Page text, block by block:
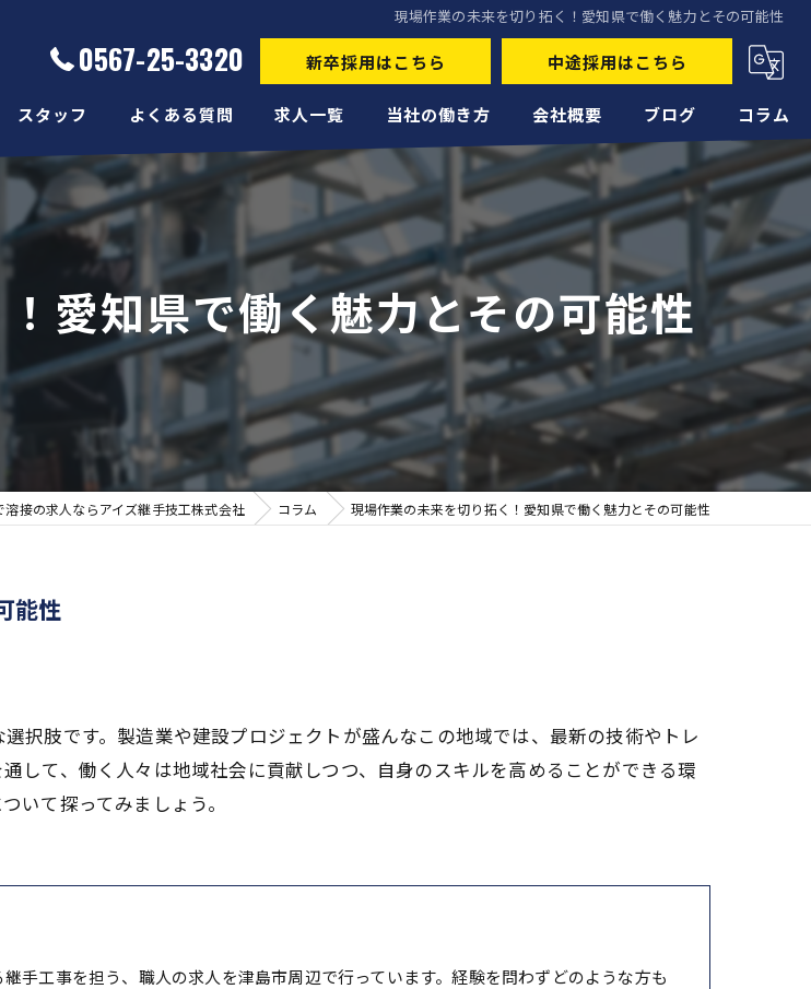
現場作業の未来を切り拓く！愛知県で働く魅力とその可能性
0567-25-3320 新卒採用はこちら 中途採用はこちら
スタッフ よくある質問 求人一覧 当社の働き方
未経験
経験者
正社員
高収入
転職
会社概要 ブログ コラム
愛知県で働く魅力とその可能性
溶接の求人ならアイズ継手技工株式会社 コラム 現場作業の未来を切り拓く！愛知県で働く魅力とその可能性
能性
択肢です。製造業や建設プロジェクトが盛んなこの地域では、最新の技術やトレ
して、働く人々は地域社会に貢献しつつ、自身のスキルを高めることができる環
いて探ってみましょう。
手工事を担う、職人の求人を津島市周辺で行っています。経験を問わずどのような方も